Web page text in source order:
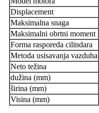
Displacement
Maksimalna snaga
Maksimalni obrtni moment
Forma rasporeda cilindara
Metoda usisavanja vazduha
Neto težina
dužina (mm)
širina (mm)
Visina (mm)